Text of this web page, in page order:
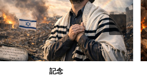
大翻轉：現代普珥節